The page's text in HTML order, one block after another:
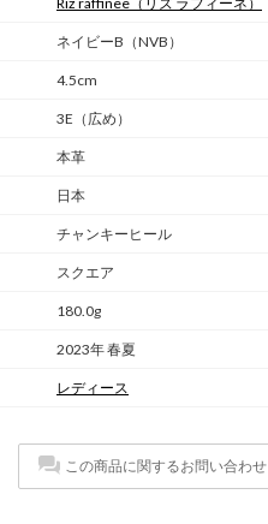
ネイビーB（NVB）
4.5cm
3E（広め）
本革
日本
チャンキーヒール
スクエア
180.0g
2023年 春夏
レディース
この商品に関するお問い合わせ